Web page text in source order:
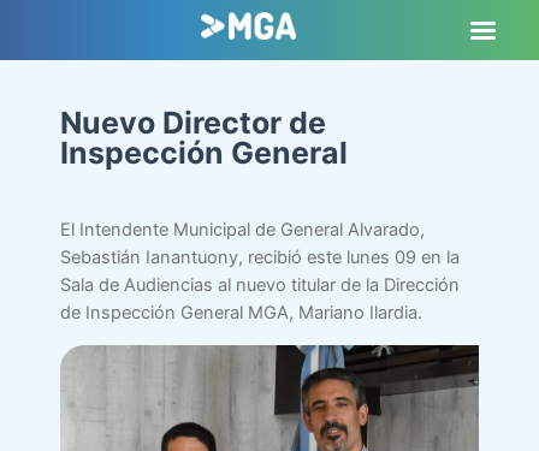
Nuevo Director de
Inspección General
El Intendente Municipal de General Alvarado,
Sebastián Ianantuony, recibió este lunes 09 en la
Sala de Audiencias al nuevo titular de la Dirección
de Inspección General MGA, Mariano Ilardia.